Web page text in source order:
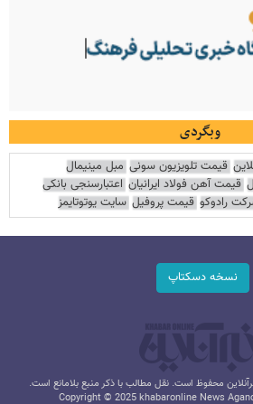
وبگردی
قیمت تلویزیون سونی مبل مینیمال
قیمت آهن فولاد ایرانیان اعتبارسنجی بانکی
رادوکو قیمت پروفیل سایت یوتوتایمز
نسخه دسکتاپ
محفوظ است. نقل مطالب با ذکر منبع بلامانع است.
Copyright © 2025 khabaronline News